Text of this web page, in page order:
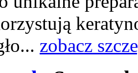
zobacz